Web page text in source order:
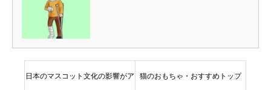
日本のマスコット文化の影響がア 猫のおもちゃ・おすすめトップ